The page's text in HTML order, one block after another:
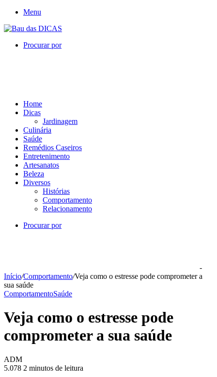
Menu
Procurar por
Home
Dicas
Jardinagem
Culinária
Saúde
Remédios Caseiros
Entretenimento
Artesanatos
Beleza
Diversos
Histórias
Comportamento
Relacionamento
Procurar por
-
Início/Comportamento/Veja como o estresse pode comprometer a
sua saúde
ComportamentoSaúde
Veja como o estresse pode
comprometer a sua saúde
ADM
5.078 2 minutos de leitura